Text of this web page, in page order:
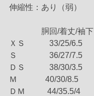
伸縮性：あり（弱）
胴回/着丈/袖下
ＸＳ　　　33/25/6.5
Ｓ　　　    36/27/7.5
ＤＳ　　　38/30/3.5
Ｍ　　　  40/30/8.5
ＤＭ　　   44/35.5/4